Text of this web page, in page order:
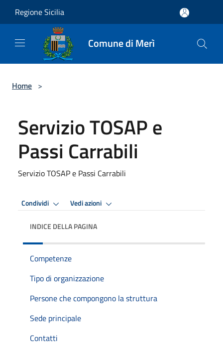
Regione Sicilia
Comune di Merì
Home >
Servizio TOSAP e
Passi Carrabili
Servizio TOSAP e Passi Carrabili
Condividi Vedi azioni
INDICE DELLA PAGINA
Competenze
Tipo di organizzazione
Persone che compongono la struttura
Sede principale
Contatti